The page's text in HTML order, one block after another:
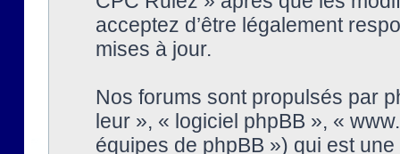
acceptez d’être légalement
mises à jour.
Nos forums sont propulsés par
leur », « logiciel phpBB », «
équipes de phpBB ») qui est